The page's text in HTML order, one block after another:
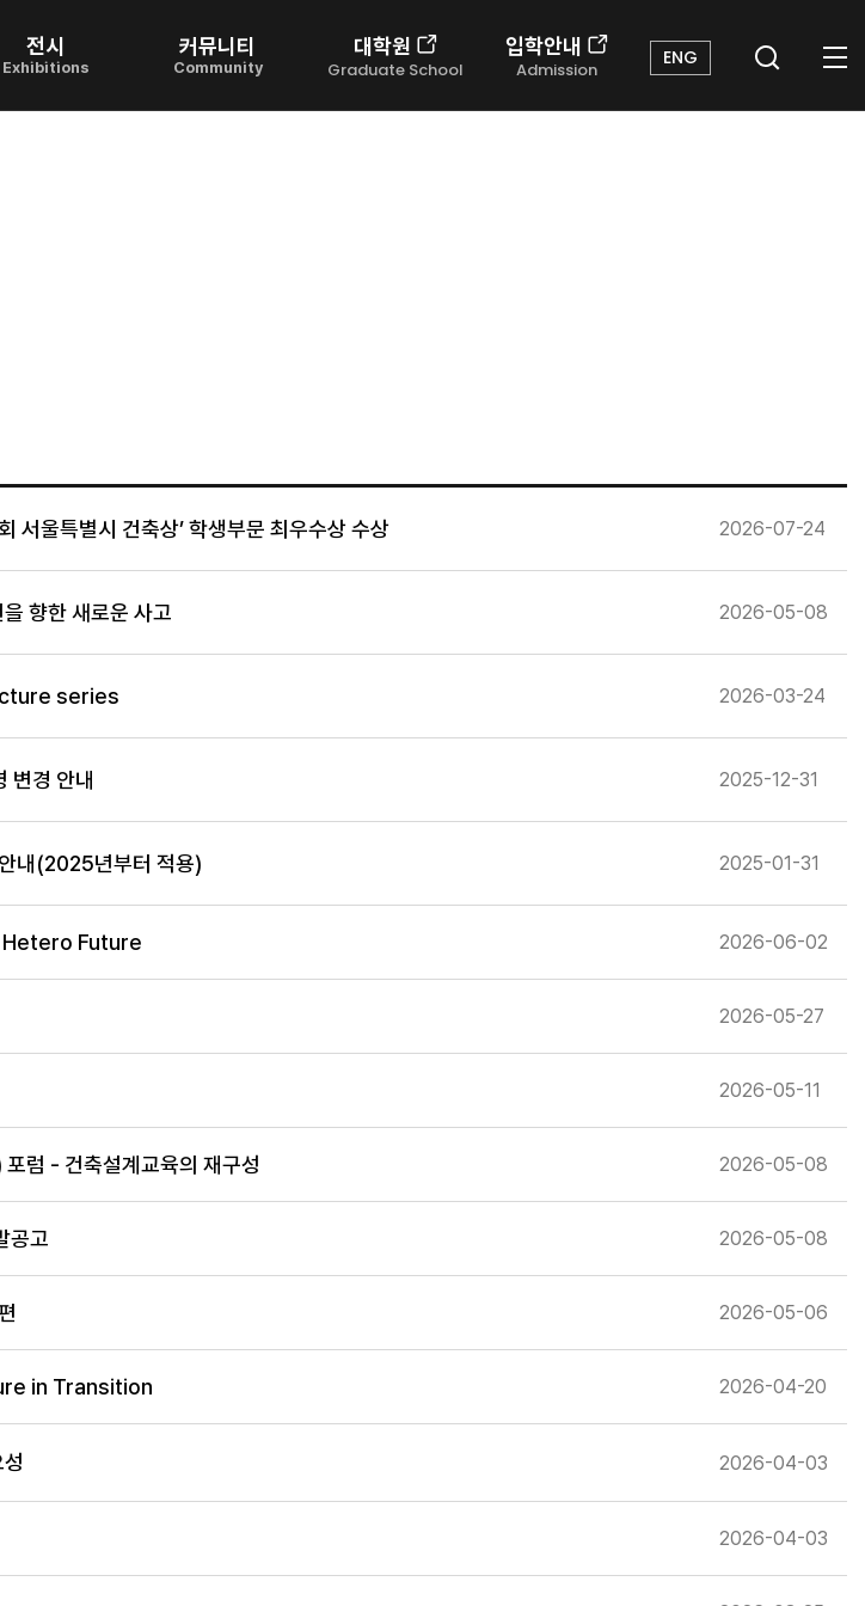
전시
Exhibitions
커뮤니티
Community
대학원
Graduate School
입학안내
Admission
ENG
서울특별시 건축상’ 학생부문 최우수상 수상 2026-07-24
향한 새로운 사고 2026-05-08
series 2026-03-24
변경 안내 2025-12-31
내(2025년부터 적용) 2025-01-31
Hetero Future 2026-06-02
2026-05-27
2026-05-11
럼 - 건축설계교육의 재구성 2026-05-08
공고 2026-05-08
2026-05-06
in Transition 2026-04-20
2026-04-03
2026-04-03